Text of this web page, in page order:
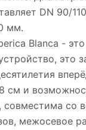
DN 90/
мм.
Blanca -
это
см и
совместима со
межосевое